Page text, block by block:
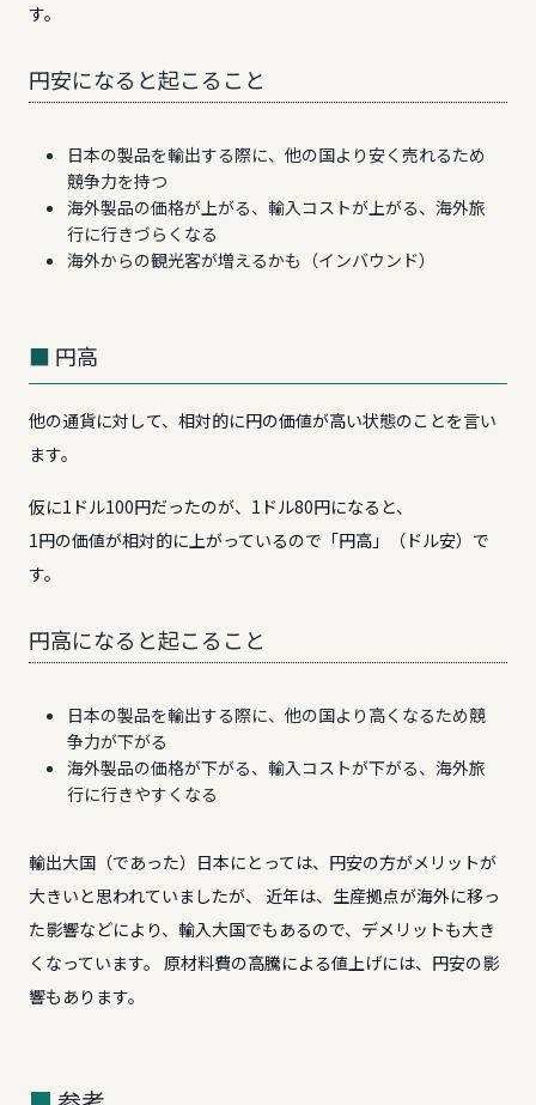
す。
円安になると起こること
日本の製品を輸出する際に、他の国より安く売れるため
競争力を持つ
海外製品の価格が上がる、輸入コストが上がる、海外旅
行に行きづらくなる
海外からの観光客が増えるかも（インバウンド）
円高
他の通貨に対して、相対的に円の価値が高い状態のことを言い
ます。
仮に1ドル100円だったのが、1ドル80円になると、
1円の価値が相対的に上がっているので「円高」（ドル安）で
す。
円高になると起こること
日本の製品を輸出する際に、他の国より高くなるため競
争力が下がる
海外製品の価格が下がる、輸入コストが下がる、海外旅
行に行きやすくなる
輸出大国（であった）日本にとっては、円安の方がメリットが
大きいと思われていましたが、 近年は、生産拠点が海外に移っ
た影響などにより、輸入大国でもあるので、デメリットも大き
くなっています。 原材料費の高騰による値上げには、円安の影
響もあります。